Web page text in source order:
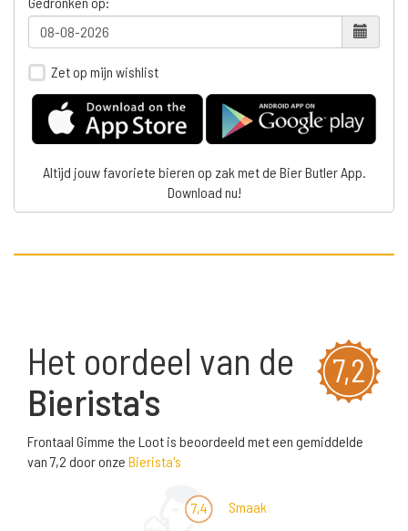
Zet op mijn wishlist
Altijd jouw favoriete bieren op zak met de Bier Butler App.
Download nu!
7,2
Het oordeel van de
Bierista's
Frontaal Gimme the Loot is beoordeeld met een gemiddelde
van 7,2 door onze Bierista's
7,4 Smaak